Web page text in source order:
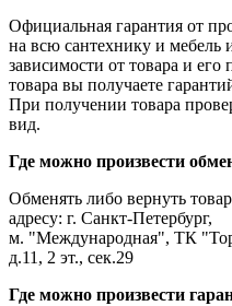
Официальная гарантия от
на всю сантехнику и мебель
зависимости от товара и
товара вы получаете
При получении товара
вид.
Где можно произвести
Обменять либо вернуть
адресу: г. Санкт-Петербург,
м. "Международная", ТК
д.11, 2 эт., сек.29
Где можно произвести